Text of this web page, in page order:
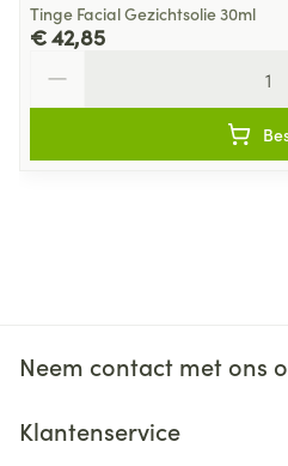
Tinge Facial Gezichtsolie 30ml
€ 42,85
Neem contact met ons
Klantenservice